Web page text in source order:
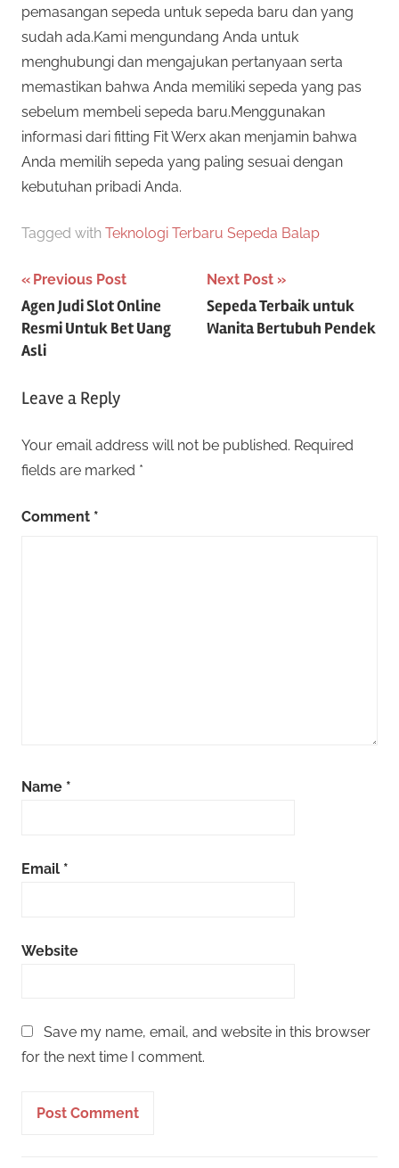
pemasangan sepeda untuk sepeda baru dan yang
sudah ada.Kami mengundang Anda untuk
menghubungi dan mengajukan pertanyaan serta
memastikan bahwa Anda memiliki sepeda yang pas
sebelum membeli sepeda baru.Menggunakan
informasi dari fitting Fit Werx akan menjamin bahwa
Anda memilih sepeda yang paling sesuai dengan
kebutuhan pribadi Anda.
Tagged with Teknologi Terbaru Sepeda Balap
Post
navigation
Previous Post
Agen Judi Slot Online
Resmi Untuk Bet Uang
Asli
Next Post
Sepeda Terbaik untuk
Wanita Bertubuh Pendek
Leave a Reply
Your email address will not be published. Required
fields are marked *
Comment *
Name *
Email *
Website
Save my name, email, and website in this browser
for the next time I comment.